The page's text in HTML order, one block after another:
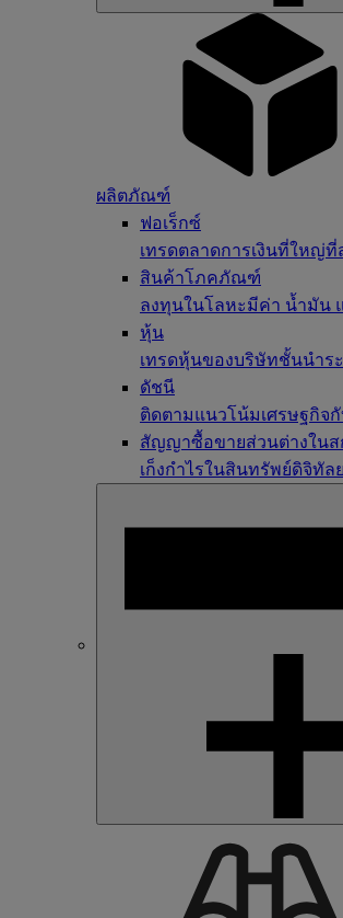
ผลิตภัณฑ์
ฟอเร็กซ์
เทรดตลาดการเงินที่ใหญ่ที่
สินค้าโภคภัณฑ์
ลงทุนในโลหะมีค่า น้ำมัน
หุ้น
เทรดหุ้นของบริษัทชั้นนำร
ดัชนี
ติดตามแนวโน้มเศรษฐกิจ
สัญญาซื้อขายส่วนต่างในส
เก็งกำไรในสินทรัพย์ดิจิทัล